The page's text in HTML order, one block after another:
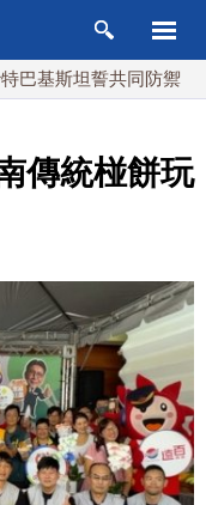
坦誓共同防禦 漢
傳統椪餅玩